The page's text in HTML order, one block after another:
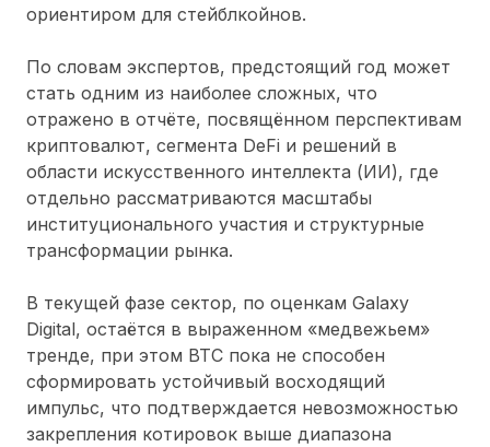
ориентиром для стейблкойнов.
По словам экспертов, предстоящий год может
стать одним из наиболее сложных, что
отражено в отчёте, посвящённом перспективам
криптовалют, сегмента DeFi и решений в
области искусственного интеллекта (ИИ), где
отдельно рассматриваются масштабы
институционального участия и структурные
трансформации рынка.
В текущей фазе сектор, по оценкам Galaxy
Digital, остаётся в выраженном «медвежьем»
тренде, при этом BTC пока не способен
сформировать устойчивый восходящий
импульс, что подтверждается невозможностью
закрепления котировок выше диапазона